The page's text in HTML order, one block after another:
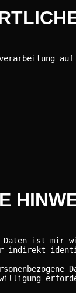
Daten ist mir
indirekt